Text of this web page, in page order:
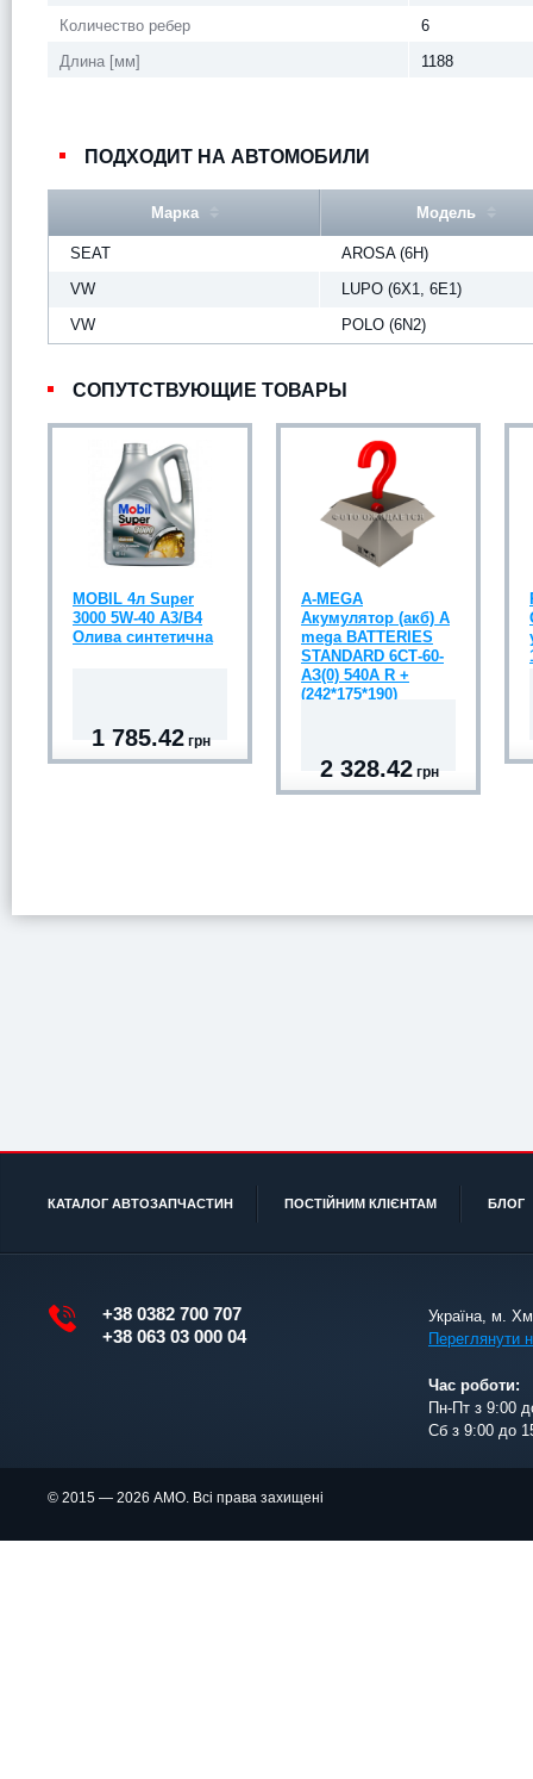
Количество ребер
6
Длина [мм]
1188
ПОДХОДИТ НА АВТОМОБИЛИ
Марка Модель
SEAT
AROSA (6H)
VW
LUPO (6X1, 6E1)
VW
POLO (6N2)
СОПУТСТВУЮЩИЕ ТОВАРЫ
MOBIL 4л Super
3000 5W-40 A3/B4
Олива синтетична
1 785.42 грн
A-MEGA
Акумулятор (акб) A
mega BATTERIES
STANDARD 6СТ-60-
АЗ(0) 540A R +
(242*175*190)
2 328.42 грн
КАТАЛОГ АВТОЗАПЧАСТИН ПОСТІЙНИМ КЛІЄНТАМ БЛОГ
+38 0382 700 707
+38 063 03 000 04
Україна, м.
Переглянути
Час роботи:
Пн-Пт з 9:00
Сб з 9:00 до
© 2015 — 2026 АМО. Всі права захищені